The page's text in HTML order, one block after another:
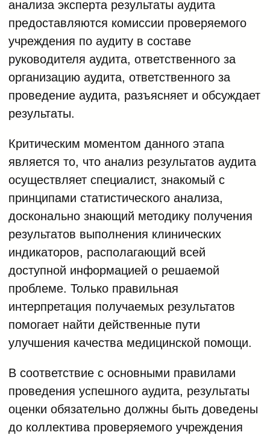
анализа эксперта результаты аудита
предоставляются комиссии проверяемого
учреждения по аудиту в составе
руководителя аудита, ответственного за
организацию аудита, ответственного за
проведение аудита, разъясняет и обсуждает
результаты.
Критическим моментом данного этапа
является то, что анализ результатов аудита
осуществляет специалист, знакомый с
принципами статистического анализа,
досконально знающий методику получения
результатов выполнения клинических
индикаторов, располагающий всей
доступной информацией о решаемой
проблеме. Только правильная
интерпретация получаемых результатов
помогает найти действенные пути
улучшения качества медицинской помощи.
В соответствие с основными правилами
проведения успешного аудита, результаты
оценки обязательно должны быть доведены
до коллектива проверяемого учреждения